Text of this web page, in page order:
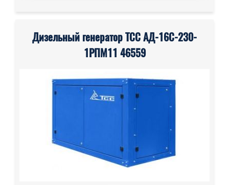
Дизельный генератор ТСС АД-16С-230-
1РПМ11 46559